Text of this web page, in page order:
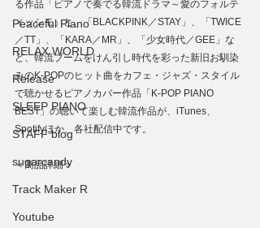
Peaceful Piano
RELAX WORLD
Release
SLEEP PIANO
STAFF blog
sugarcandy
Track Maker R
Youtube
る作品「ピアノで奏でる韓流ドラマ～愛のフォルテ
ィッシモ」と、「BLACKPINK／STAY」、「TWICE
／TT」、「KARA／MR」、「少女時代／GEE」な
ど、韓流ブームをけん引し時代を彩った新旧お馴染
みのK-POPのヒット曲をカフェ・ジャズ・スタイル
で聴かせるピアノカバー作品「K-POP PIANO
BEST」の聴いて楽しむ韓流作品が、iTunes、
Spotifyほか、各社配信中です。
＜商品詳細＞